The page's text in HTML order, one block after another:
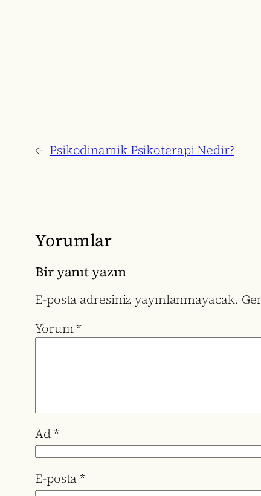
← Psikodinamik Psikoterapi Nedir?
Yorumlar
Bir yanıt yazın
E-posta adresiniz yayınlanmayacak.
Yorum*
Ad*
E-posta*